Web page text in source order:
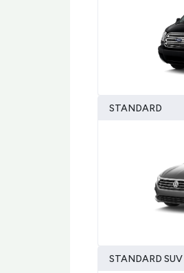
STANDARD
STANDARD SUV